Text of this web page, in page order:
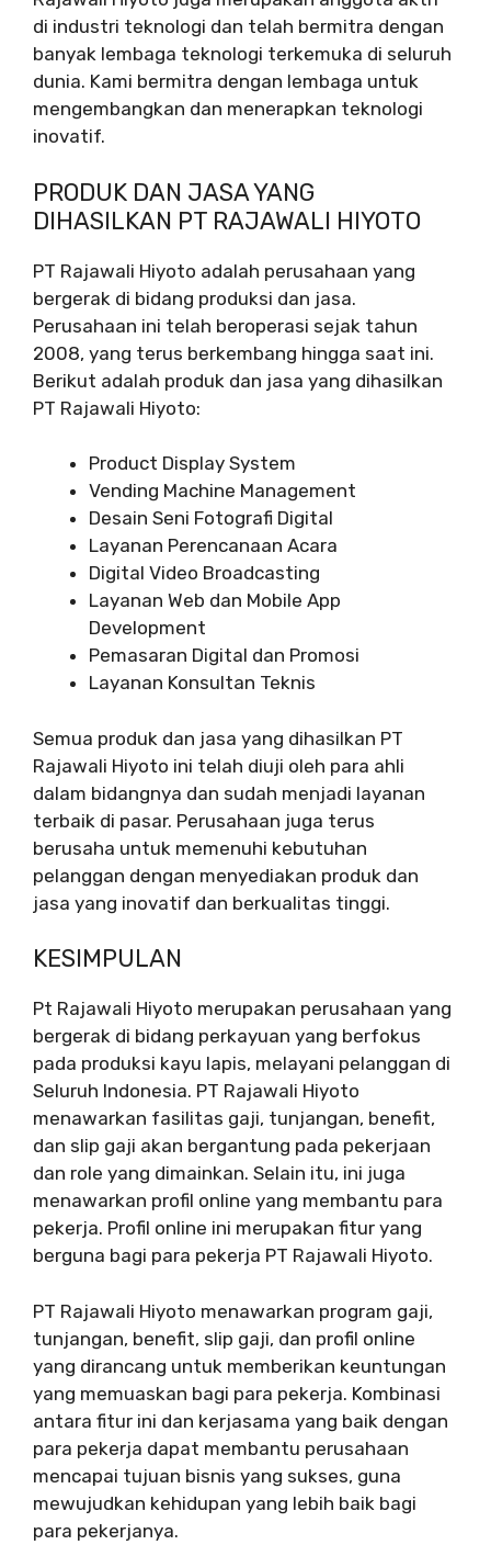
di industri teknologi dan telah bermitra dengan
banyak lembaga teknologi terkemuka di seluruh
dunia. Kami bermitra dengan lembaga untuk
mengembangkan dan menerapkan teknologi
inovatif.
PRODUK DAN JASA YANG
DIHASILKAN PT RAJAWALI HIYOTO
PT Rajawali Hiyoto adalah perusahaan yang
bergerak di bidang produksi dan jasa.
Perusahaan ini telah beroperasi sejak tahun
2008, yang terus berkembang hingga saat ini.
Berikut adalah produk dan jasa yang dihasilkan
PT Rajawali Hiyoto:
Product Display System
Vending Machine Management
Desain Seni Fotografi Digital
Layanan Perencanaan Acara
Digital Video Broadcasting
Layanan Web dan Mobile App
Development
Pemasaran Digital dan Promosi
Layanan Konsultan Teknis
Semua produk dan jasa yang dihasilkan PT
Rajawali Hiyoto ini telah diuji oleh para ahli
dalam bidangnya dan sudah menjadi layanan
terbaik di pasar. Perusahaan juga terus
berusaha untuk memenuhi kebutuhan
pelanggan dengan menyediakan produk dan
jasa yang inovatif dan berkualitas tinggi.
KESIMPULAN
Pt Rajawali Hiyoto merupakan perusahaan yang
bergerak di bidang perkayuan yang berfokus
pada produksi kayu lapis, melayani pelanggan di
Seluruh Indonesia. PT Rajawali Hiyoto
menawarkan fasilitas gaji, tunjangan, benefit,
dan slip gaji akan bergantung pada pekerjaan
dan role yang dimainkan. Selain itu, ini juga
menawarkan profil online yang membantu para
pekerja. Profil online ini merupakan fitur yang
berguna bagi para pekerja PT Rajawali Hiyoto.
PT Rajawali Hiyoto menawarkan program gaji,
tunjangan, benefit, slip gaji, dan profil online
yang dirancang untuk memberikan keuntungan
yang memuaskan bagi para pekerja. Kombinasi
antara fitur ini dan kerjasama yang baik dengan
para pekerja dapat membantu perusahaan
mencapai tujuan bisnis yang sukses, guna
mewujudkan kehidupan yang lebih baik bagi
para pekerjanya.